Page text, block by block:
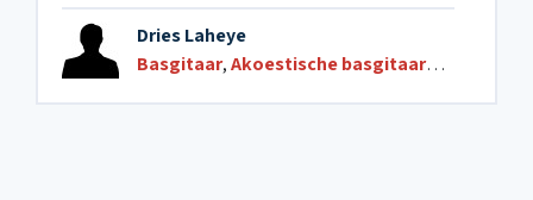
Dries Laheye
Basgitaar,Akoestische basgitaar,